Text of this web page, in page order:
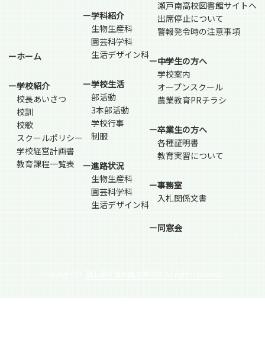
ーホーム
ー学校紹介
校長あいさつ
校訓
校歌
スクールポリシー
学校経営計画書
教育課程一覧表
ー学科紹介
生物生産科
園芸科学科
生活デザイン科
ー学校生活
部活動
3本部活動
学校行事
制服
ー進路状況
生物生産科
園芸科学科
生活デザイン科
瀬戸南高校図書館サイトへ
出席停止について
警報発令時の注意事項
ー中学生の方へ
学校案内
オープンスクール
農業教育PRチラシ
ー卒業生の方へ
各種証明書
教育実習について
ー事務室
入札関係文書
ー同窓会